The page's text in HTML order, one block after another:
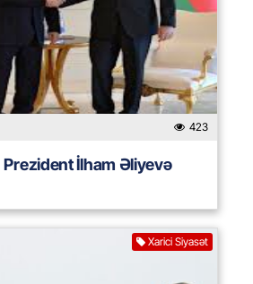
423
İlham Əliyevə
Xarici Siyasət